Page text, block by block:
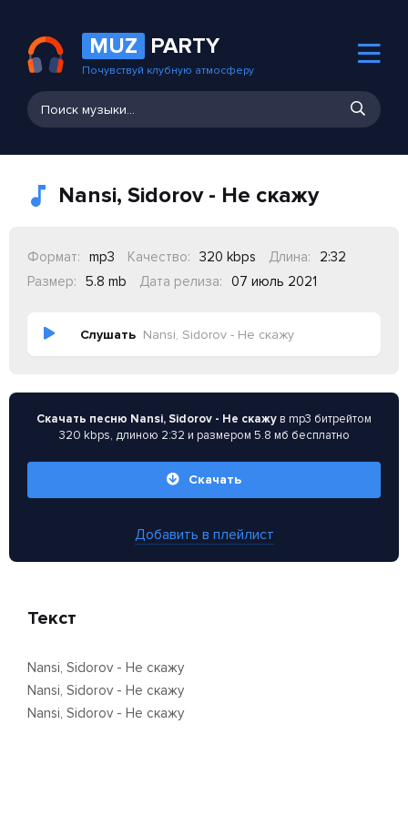
MUZ PARTY
Почувствуй клубную атмосферу
Nansi, Sidorov - Не скажу
Формат: mp3 Качество: 320 kbps Длина:
2:32
Размер:
5.8 mb Дата релиза: 07 июль 2021
Слушать Nansi, Sidorov - Не скажу
Скачать песню Nansi, Sidorov - Не скажу в mp3 битрейтом
320 kbps, длиною 2:32 и размером 5.8 мб бесплатно
Скачать
Добавить в плейлист
Текст
Nansi, Sidorov - Не скажу
Nansi, Sidorov - Не скажу
Nansi, Sidorov - Не скажу